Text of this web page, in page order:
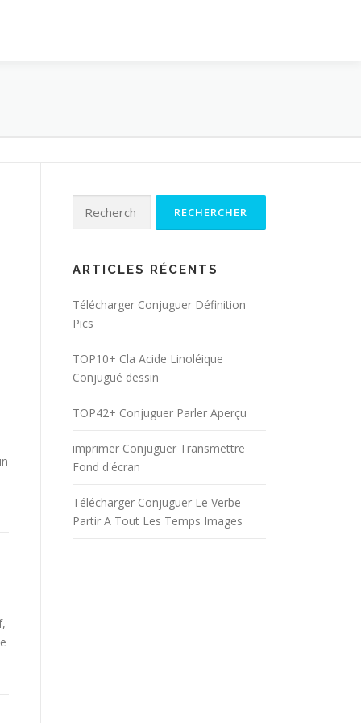
Rechercher :
ARTICLES RÉCENTS
Télécharger Conjuguer Définition
Pics
TOP10+ Cla Acide Linoléique
Conjugué dessin
TOP42+ Conjuguer Parler Aperçu
imprimer Conjuguer Transmettre
Fond d'écran
Télécharger Conjuguer Le Verbe
Partir A Tout Les Temps Images